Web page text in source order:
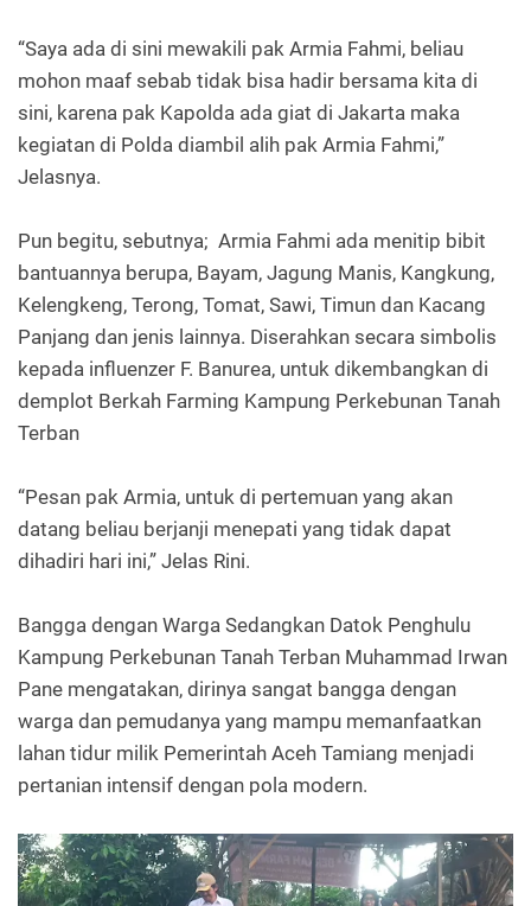
“Saya ada di sini mewakili pak Armia Fahmi, beliau
mohon maaf sebab tidak bisa hadir bersama kita di
sini, karena pak Kapolda ada giat di Jakarta maka
kegiatan di Polda diambil alih pak Armia Fahmi,”
Jelasnya.
Pun begitu, sebutnya; Armia Fahmi ada menitip bibit
bantuannya berupa, Bayam, Jagung Manis, Kangkung,
Kelengkeng, Terong, Tomat, Sawi, Timun dan Kacang
Panjang dan jenis lainnya. Diserahkan secara simbolis
kepada influenzer F. Banurea, untuk dikembangkan di
demplot Berkah Farming Kampung Perkebunan Tanah
Terban
“Pesan pak Armia, untuk di pertemuan yang akan
datang beliau berjanji menepati yang tidak dapat
dihadiri hari ini,” Jelas Rini.
Bangga dengan Warga Sedangkan Datok Penghulu
Kampung Perkebunan Tanah Terban Muhammad Irwan
Pane mengatakan, dirinya sangat bangga dengan
warga dan pemudanya yang mampu memanfaatkan
lahan tidur milik Pemerintah Aceh Tamiang menjadi
pertanian intensif dengan pola modern.